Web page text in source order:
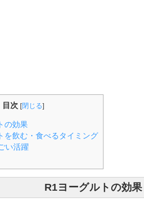
目次 [閉じる]
の効果
を飲む・食べるタイミング
い活躍
R1ヨーグルトの効果